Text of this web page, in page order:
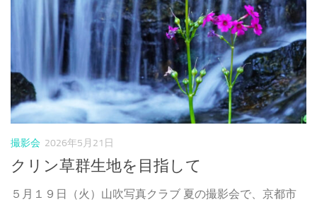
撮影会 2026年5月21日
クリン草群生地を目指して
５月１９日（火）山吹写真クラブ 夏の撮影会で、京都市